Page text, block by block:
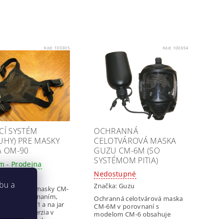
Kód: 100305
SYSTÉM
PRE MASKY
OM-90
- Prodejna
pre masky CM-
upínaním,
do roku 2021 a na jar
verzia v
Kód: 100654
OCHRANNÁ
CELOTVÁROVÁ MASKA
GUZU CM-6M (SO
SYSTÉMOM PITIA)
Nedostupné
Značka: Guzu
Ochranná celotvárová maska
CM-6M v porovnaní s
modelom CM-6 obsahuje
a